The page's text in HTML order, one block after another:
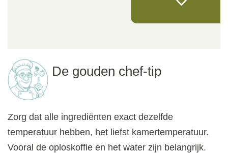
De gouden chef-tip
Zorg dat alle ingrediënten exact dezelfde
temperatuur hebben, het liefst kamertemperatuur.
Vooral de oploskoffie en het water zijn belangrijk.